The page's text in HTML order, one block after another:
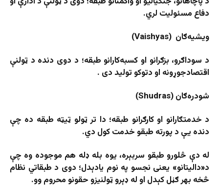
دفاع مسئولیت لري.
ویشیه‌ګان (Vaishyas)
د سوداګرو، بزګرانو او کسبه‌کارانو طبقه؛ د دوی دنده د ټولنې
اقتصادجوړونه او دتوکو تولید دی .
شودره‌ګان (Shudras)
د خدمتګارانو او کارګرانو طبقه؛ دا تر ټولو ټیټه طبقه ده چې
دنده یې د پورته طبقو خدمت کول دي.
له دې څلورو طبقو سربېره، یوه بله ډله هم موجوده وه چې
د«دالیتانو» یعنی نجسو په نوم یادېدل؛ دوی د طبقاتي نظام
څخه بهر ګڼل کېدل او له ډېرو ټولنیزو حقونو محروم وو.